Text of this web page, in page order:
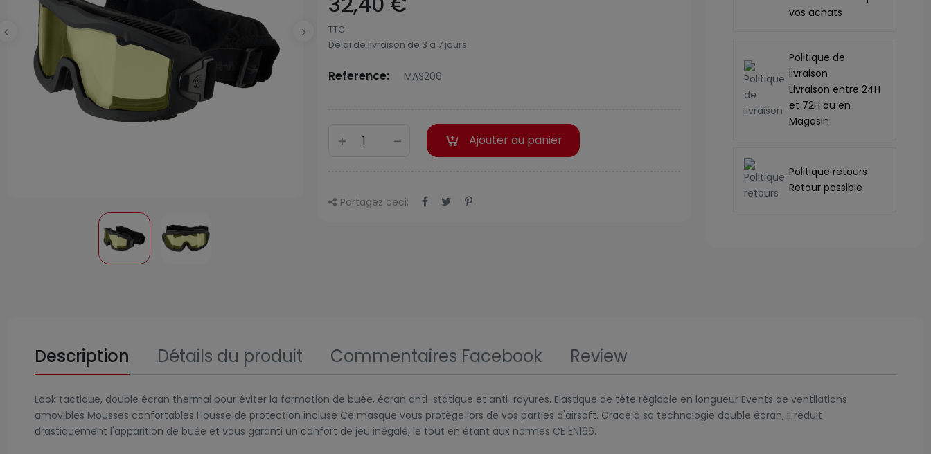
TTC
Délai de livraison de 3 à 7 jours.
Reference: MAS206
Ajouter au panier
Partagez ceci:
vos achats
Politique de
livraison
Livraison entre 24H
et 72H ou en
Magasin
Politique retours
Retour possible
Description Détails du produit Commentaires Facebook Review
Look tactique, double écran thermal pour éviter la formation de buée, écran anti-statique et anti-rayures. Elastique de tête réglable en longueur Events de ventilations
amovibles Mousses confortables Housse de protection incluse Ce masque vous protège lors de vos parties d'airsoft. Grace à sa technologie double écran, il réduit
drastiquement l'apparition de buée et vous garanti un confort de jeu inégalé, le tout en étant aux normes CE EN166.